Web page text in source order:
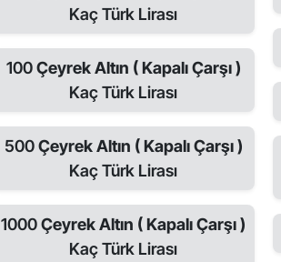
Kaç Türk Lirası
100Çeyrek Altın ( Kapalı Çarşı )
Kaç Türk Lirası
500Çeyrek Altın ( Kapalı Çarşı )
Kaç Türk Lirası
1000Çeyrek Altın ( Kapalı Çarşı )
Kaç Türk Lirası